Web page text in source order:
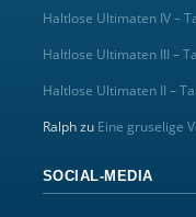
Haltlose Ultimaten IV –
Haltlose Ultimaten III –
Haltlose Ultimaten II –
Ralphzu Eine gruselige
SOCIAL-MEDIA